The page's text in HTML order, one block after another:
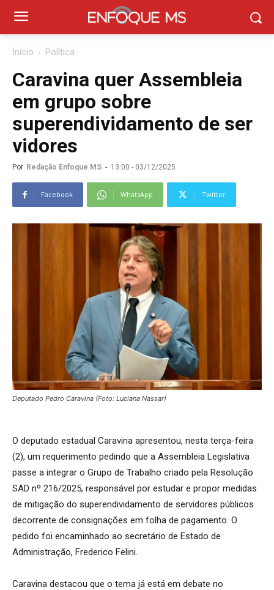
Início Política
Caravina quer Assembleia
em grupo sobre
superendividamento de ser
vidores
Por Redação Enfoque MS - 13:00 - 03/12/2025
Facebook WhatsApp Twitter
Deputado Pedro Caravina (Foto: Luciana Nassar)
O deputado estadual Caravina apresentou, nesta terça-feira
(2), um requerimento pedindo que a Assembleia Legislativa
passe a integrar o Grupo de Trabalho criado pela Resolução
SAD nº 216/2025, responsável por estudar e propor medidas
de mitigação do superendividamento de servidores públicos
decorrente de consignações em folha de pagamento. O
pedido foi encaminhado ao secretário de Estado de
Administração, Frederico Felini.
Caravina destacou que o tema já está em debate no